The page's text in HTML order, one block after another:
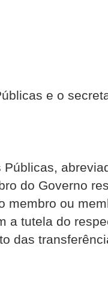
e o
do Governo
membro ou
a tutela do
das